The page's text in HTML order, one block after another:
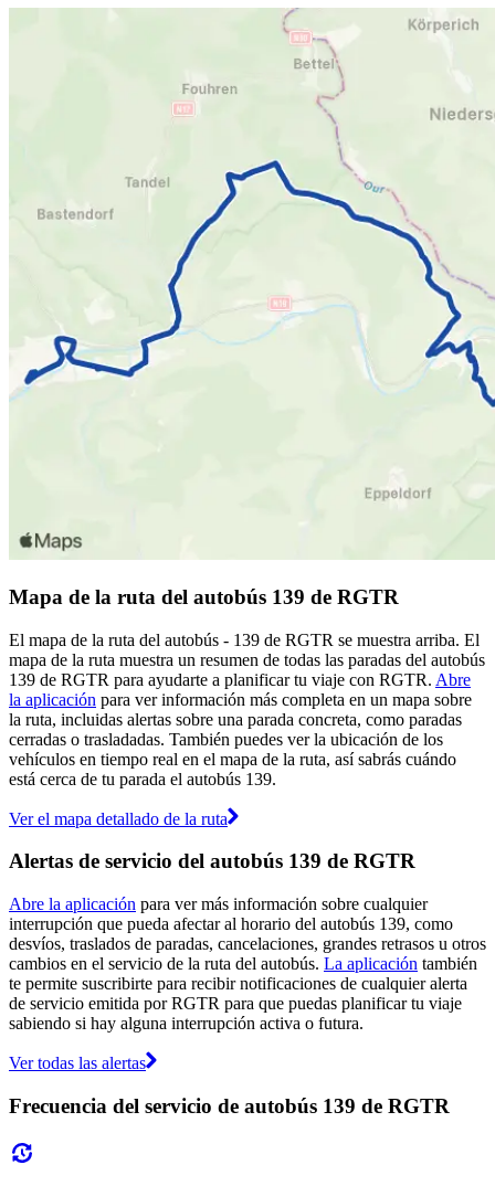
Mapa de la ruta del autobús 139 de RGTR
El mapa de la ruta del autobús - 139 de RGTR se muestra arriba. El
mapa de la ruta muestra un resumen de todas las paradas del autobús
139 de RGTR para ayudarte a planificar tu viaje con RGTR. Abre
la aplicación para ver información más completa en un mapa sobre
la ruta, incluidas alertas sobre una parada concreta, como paradas
cerradas o trasladadas. También puedes ver la ubicación de los
vehículos en tiempo real en el mapa de la ruta, así sabrás cuándo
está cerca de tu parada el autobús 139.
Ver el mapa detallado de la ruta
Alertas de servicio del autobús 139 de RGTR
Abre la aplicación para ver más información sobre cualquier
interrupción que pueda afectar al horario del autobús 139, como
desvíos, traslados de paradas, cancelaciones, grandes retrasos u otros
cambios en el servicio de la ruta del autobús. La aplicación también
te permite suscribirte para recibir notificaciones de cualquier alerta
de servicio emitida por RGTR para que puedas planificar tu viaje
sabiendo si hay alguna interrupción activa o futura.
Ver todas las alertas
Frecuencia del servicio de autobús 139 de RGTR